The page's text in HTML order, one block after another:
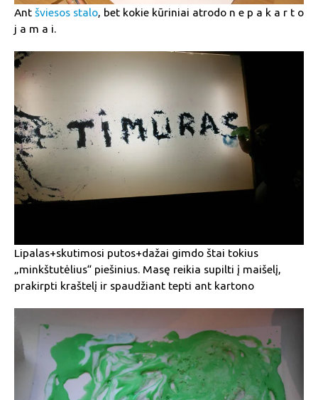
Ant šviesos stalo, bet kokie kūriniai atrodo n e p a k a r t o
j a m a i.
Lipalas+skutimosi putos+dažai gimdo štai tokius
„minkštutėlius“ piešinius. Masę reikia supilti į maišelį,
prakirpti kraštelį ir spaudžiant tepti ant kartono